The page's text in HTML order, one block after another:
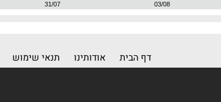
דף הבית אודותינו תנאי שימוש